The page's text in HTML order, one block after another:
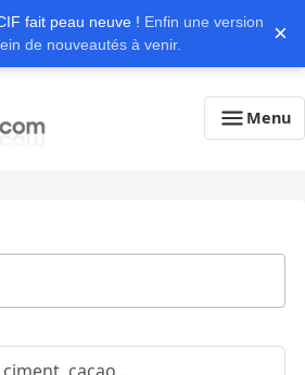
fait peau neuve ! Enfin une version
de nouveautés à venir.
×
Menu